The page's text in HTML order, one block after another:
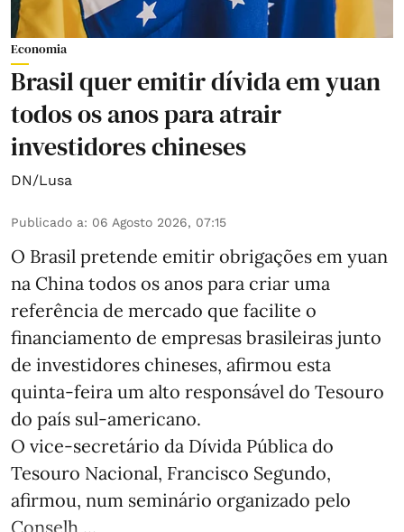
Economia
Brasil quer emitir dívida em yuan
todos os anos para atrair
investidores chineses
DN/Lusa
Publicado a: 06 Agosto 2026, 07:15
O Brasil pretende emitir obrigações em yuan
na China todos os anos para criar uma
referência de mercado que facilite o
financiamento de empresas brasileiras junto
de investidores chineses, afirmou esta
quinta-feira um alto responsável do Tesouro
do país sul-americano.
O vice-secretário da Dívida Pública do
Tesouro Nacional, Francisco Segundo,
afirmou, num seminário organizado pelo
Conselh ...